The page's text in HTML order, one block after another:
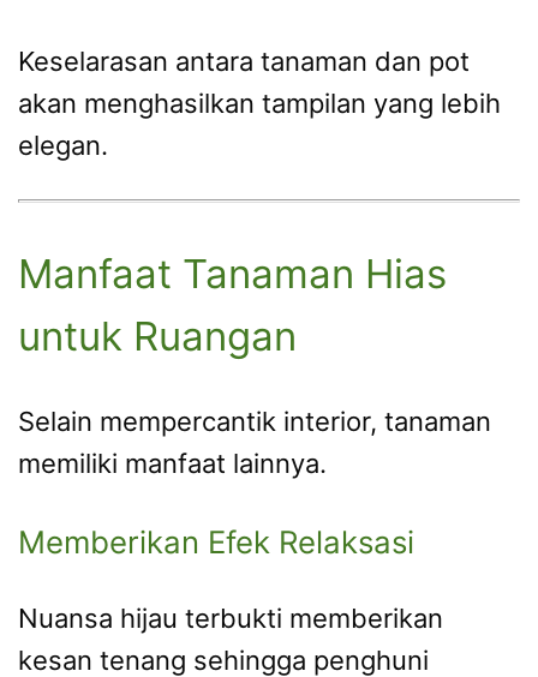
Keselarasan antara tanaman dan pot
akan menghasilkan tampilan yang lebih
elegan.
Manfaat Tanaman Hias
untuk Ruangan
Selain mempercantik interior, tanaman
memiliki manfaat lainnya.
Memberikan Efek Relaksasi
Nuansa hijau terbukti memberikan
kesan tenang sehingga penghuni